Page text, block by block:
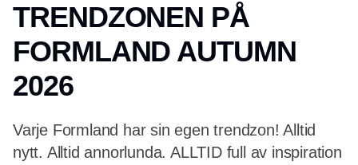
TRENDZONEN PÅ
FORMLAND AUTUMN
2026
Varje Formland har sin egen trendzon! Alltid
nytt. Alltid annorlunda. ALLTID full av inspiration